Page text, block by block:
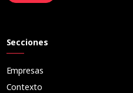
Secciones
Empresas
Contexto